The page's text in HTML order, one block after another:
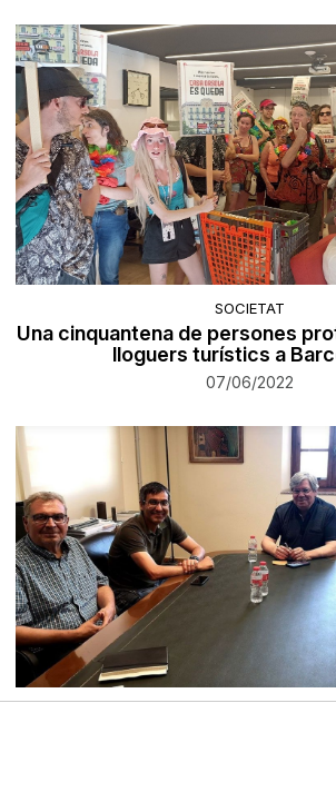
SOCIETAT
Una cinquantena de persones
lloguers turístics a
07/06/2022